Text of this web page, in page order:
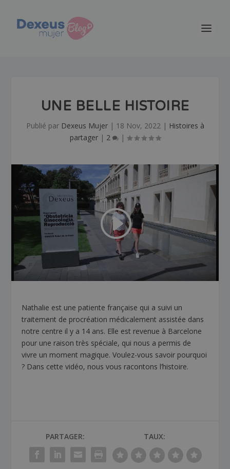
UNE BELLE HISTOIRE
Publié par Dexeus Mujer| 18 Nov, 2022| Histoires à
partager| 2 |
Nathalie est une patiente française qui a suivi un
traitement de procréation médicalement assistée dans
notre centre il y a 14 ans. Elle est revenue à Barcelone
pour une raison très spéciale, qui nous a permis de
vivre un moment magique. Voulez-vous savoir pourquoi
? Dans cette vidéo, nous vous racontons l’histoire.
PARTAGER: TAUX: